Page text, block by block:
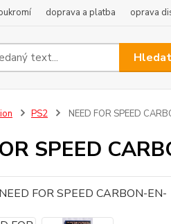
doprava a platba oprava
Hledat
PS2 NEED FOR SPEED
SPEED